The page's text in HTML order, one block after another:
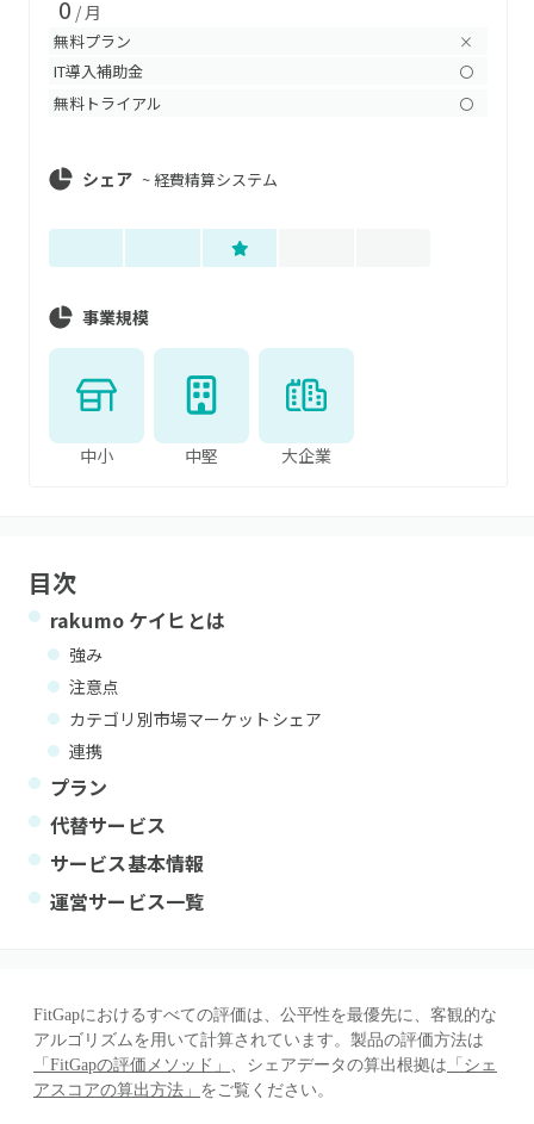
0 / 月
無料プラン ×
IT導入補助金 〇
無料トライアル 〇
シェア ~ 経費精算システム
事業規模
中小 中堅 大企業
目次
rakumo ケイヒ とは
強み
注意点
カテゴリ別市場マーケットシェア
連携
プラン
代替サービス
サービス基本情報
運営サービス一覧
FitGapにおけるすべての評価は、公平性を最優先に、客観的な
アルゴリズムを用いて計算されています。製品の評価方法は
「FitGapの評価メソッド」 、シェアデータの算出根拠は 「シェ
アスコアの算出方法」 をご覧ください。